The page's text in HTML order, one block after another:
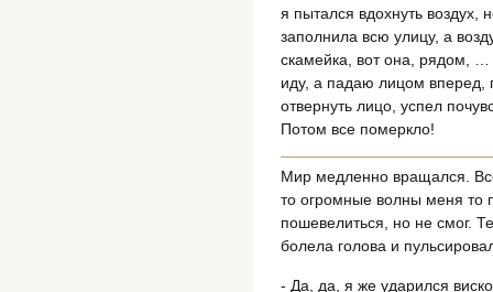
я пытался вдохнуть воздух,
заполнила всю улицу, а
скамейка, вот она, рядом,
иду, а падаю лицом
отвернуть лицо, успел
Потом все померкло!
Мир медленно вращался.
то огромные волны меня то
пошевелиться, но не смог.
болела голова и
- Да, да, я же ударился